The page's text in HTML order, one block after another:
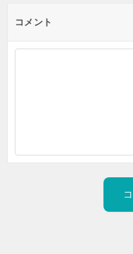
コメント